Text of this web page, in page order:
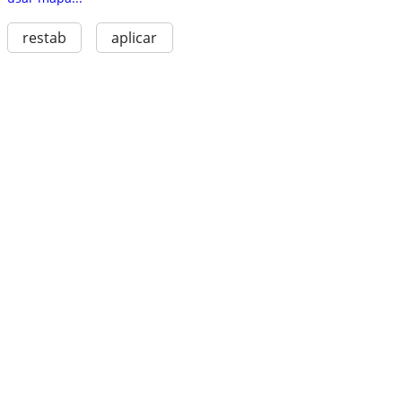
restab aplicar